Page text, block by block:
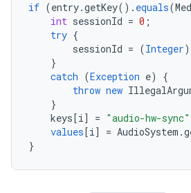
if (entry.getKey(). equals(
int sessionId = 0 ;
try {
sessionId = (Integer)
}
catch (Exception e)
{
throw new
}
keys [i] = "audio-hw-sync"
values [i] = AudioSystem .
}